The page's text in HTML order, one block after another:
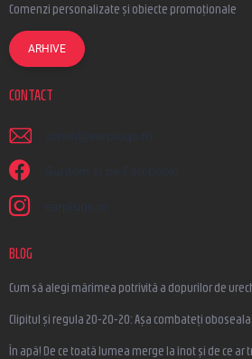
Comenzi personalizate și obiecte promoționale
ARHIVE
CONTACT
scrieti @ earplugs.ro
Suntem și pe Facebook!
earplugs.ro
BLOG
Cum să alegi mărimea potrivită a dopurilor de
Clipitul și regula 20-20-20: Așa combateți
În apă! De ce toată lumea merge la înot și de ce ar